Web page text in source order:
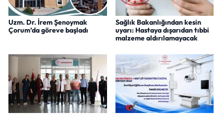
Uzm. Dr. İrem Şenoymak
Çorum’da göreve başladı
Sağlık Bakanlığından kesin
uyarı: Hastaya dışarıdan tıbbi
malzeme aldırılamayacak